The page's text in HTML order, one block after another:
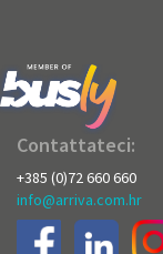
Contattateci:
+385 (0)72 660 660
info@arriva.com.hr